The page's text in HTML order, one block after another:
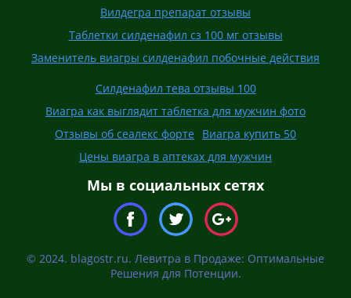
Вилдегра препарат отзывы
Таблетки силденафил сз 100 мг отзывы
Заменитель виагры силденафил побочные действия
Силденафил тева отзывы 100
Виагра как выглядит таблетка для мужчин фото
Отзывы об сеалекс форте Виагра купить 50
Цены виагра в аптеках для мужчин
Мы в социальных сетях
© 2024. blagostr.ru. Левитра в Продаже: Оптимальные
Решения для Потенции.